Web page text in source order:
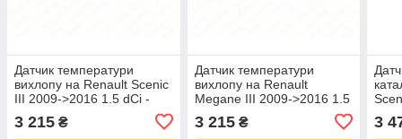
Датчик температури
вихлопу на Renault Scenic
III 2009->2016 1.5 dCi -
Nissan (Оригінал) - 22630-
00Q1J
3 215 ₴
Датчик температури
вихлопу на Renault
Megane III 2009->2016 1.5
dCi - Nissan (Оригінал) -
22630-00Q1J
3 215₴ 3